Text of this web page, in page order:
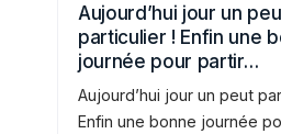
Aujourd’hui jour un
particulier ! Enfin une
journée pour partir…
Aujourd’hui jour un peut
Enfin une bonne journée